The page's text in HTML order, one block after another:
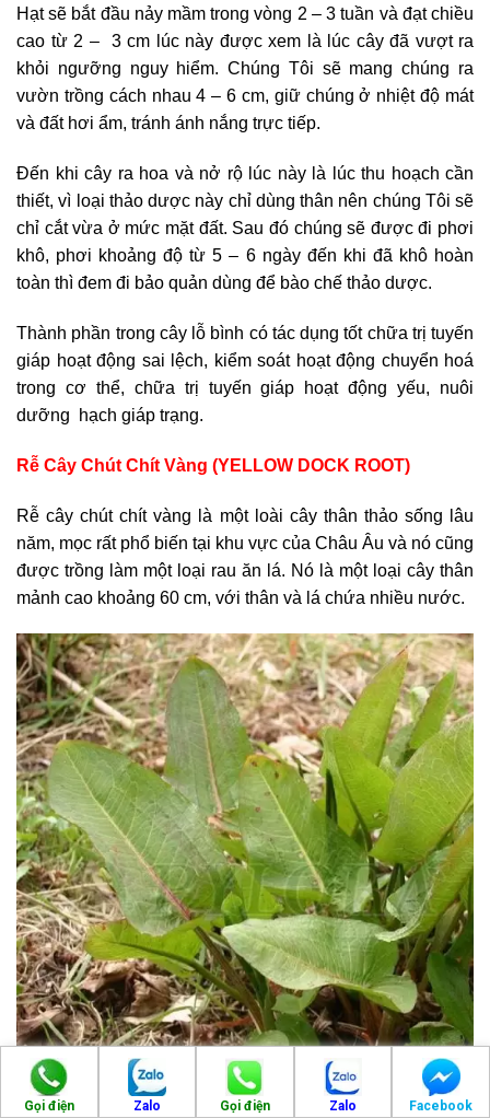
Gọi điện Zalo Gọi điện Zalo Facebook
Hạt sẽ bắt đầu nảy mầm trong vòng 2 – 3 tuần và đạt chiều
cao từ 2 – 3 cm lúc này được xem là lúc cây đã vượt ra
khỏi ngưỡng nguy hiểm. Chúng Tôi sẽ mang chúng ra
vườn trồng cách nhau 4 – 6 cm, giữ chúng ở nhiệt độ mát
và đất hơi ẩm, tránh ánh nắng trực tiếp.
Đến khi cây ra hoa và nở rộ lúc này là lúc thu hoạch cần
thiết, vì loại thảo dược này chỉ dùng thân nên chúng Tôi sẽ
chỉ cắt vừa ở mức mặt đất. Sau đó chúng sẽ được đi phơi
khô, phơi khoảng độ từ 5 – 6 ngày đến khi đã khô hoàn
toàn thì đem đi bảo quản dùng để bào chế thảo dược.
Thành phần trong cây lỗ bình có tác dụng tốt chữa trị tuyến
giáp hoạt động sai lệch, kiểm soát hoạt động chuyển hoá
trong cơ thể, chữa trị tuyến giáp hoạt động yếu, nuôi
dưỡng hạch giáp trạng.
Rễ Cây Chút Chít Vàng (YELLOW DOCK ROOT)
Rễ cây chút chít vàng là một loài cây thân thảo sống lâu
năm, mọc rất phổ biến tại khu vực của Châu Âu và nó cũng
được trồng làm một loại rau ăn lá. Nó là một loại cây thân
mảnh cao khoảng 60 cm, với thân và lá chứa nhiều nước.